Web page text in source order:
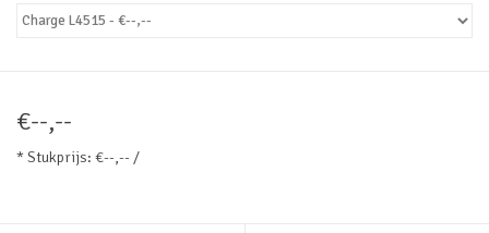
€--,--
* Stukprijs: €--,-- /